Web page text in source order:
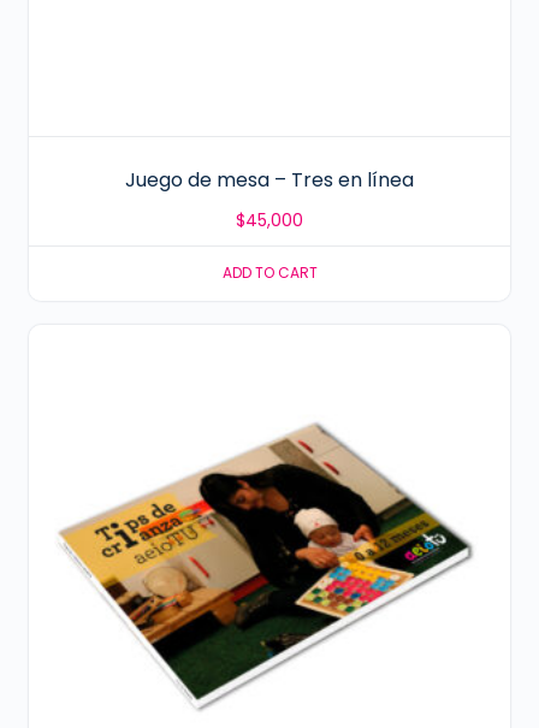
Juego de mesa – Tres en línea
$45,000
ADD TO CART